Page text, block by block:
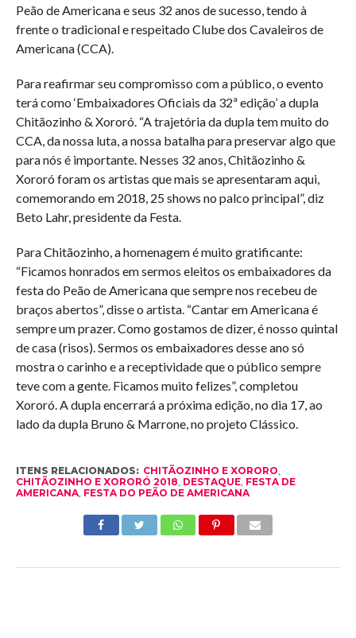
Peão de Americana e seus 32 anos de sucesso, tendo à
frente o tradicional e respeitado Clube dos Cavaleiros de
Americana (CCA).
Para reafirmar seu compromisso com a público, o evento
terá como ‘Embaixadores Oficiais da 32ª edição’ a dupla
Chitãozinho & Xororó. “A trajetória da dupla tem muito do
CCA, da nossa luta, a nossa batalha para preservar algo que
para nós é importante. Nesses 32 anos, Chitãozinho &
Xororó foram os artistas que mais se apresentaram aqui,
comemorando em 2018, 25 shows no palco principal”, diz
Beto Lahr, presidente da Festa.
Para Chitãozinho, a homenagem é muito gratificante:
“Ficamos honrados em sermos eleitos os embaixadores da
festa do Peão de Americana que sempre nos recebeu de
braços abertos”, disse o artista. “Cantar em Americana é
sempre um prazer. Como gostamos de dizer, é nosso quintal
de casa (risos). Sermos os embaixadores desse ano só
mostra o carinho e a receptividade que o público sempre
teve com a gente. Ficamos muito felizes”, completou
Xororó. A dupla encerrará a próxima edição, no dia 17, ao
lado da dupla Bruno & Marrone, no projeto Clássico.
ITENS RELACIONADOS: CHITÃOZINHO E XORORO,
CHITÃOZINHO E XORORÓ 2018, DESTAQUE, FESTA DE
AMERICANA, FESTA DO PEÃO DE AMERICANA